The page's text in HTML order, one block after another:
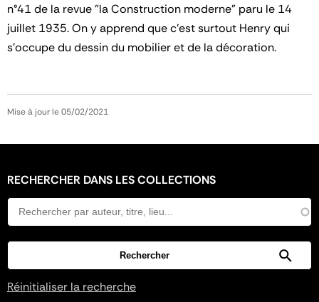
n°41 de la revue "la Construction moderne" paru le 14
juillet 1935. On y apprend que c'est surtout Henry qui
s'occupe du dessin du mobilier et de la décoration.
Mise à jour le 05/02/2021
RECHERCHER DANS LES COLLECTIONS
Réinitialiser la recherche